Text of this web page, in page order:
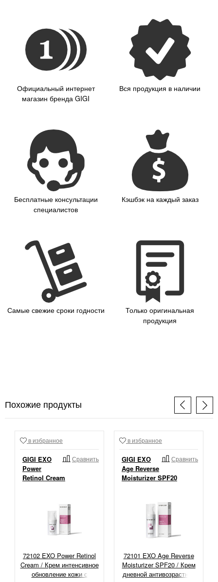
Официальный интернет
магазин бренда GIGI
Вся продукция в наличии
Бесплатные консультации
специалистов
Кэшбэк на каждый заказ
Самые свежие сроки годности
Только оригинальная
продукция
Похожие продукты
в избранное
Сравнить
GIGI EXO
Power
Retinol Cream
72102 EXO Power Retinol
Cream / Крем интенсивное
обновление кожи с
в избранное
Сравнить
GIGI EXO
Age Reverse
Moisturizer SPF20
72101 EXO Age Reverse
Moisturizer SPF20 / Крем
дневной антивозрастной